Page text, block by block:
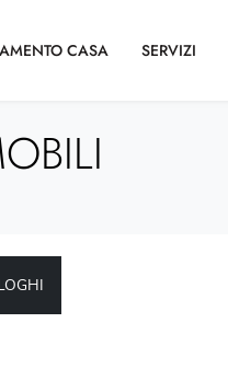
CASA SERVIZI